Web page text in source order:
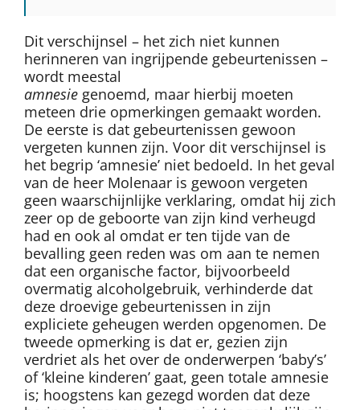
Dit verschijnsel – het zich niet kunnen
herinneren van ingrijpende gebeurtenissen –
wordt meestal
amnesie genoemd, maar hierbij moeten
meteen drie opmerkingen gemaakt worden.
De eerste is dat gebeurtenissen gewoon
vergeten kunnen zijn. Voor dit verschijnsel is
het begrip ‘amnesie’ niet bedoeld. In het geval
van de heer Molenaar is gewoon vergeten
geen waarschijnlijke verklaring, omdat hij zich
zeer op de geboorte van zijn kind verheugd
had en ook al omdat er ten tijde van de
bevalling geen reden was om aan te nemen
dat een organische factor, bijvoorbeeld
overmatig alcoholgebruik, verhinderde dat
deze droevige gebeurtenissen in zijn
expliciete geheugen werden opgenomen. De
tweede opmerking is dat er, gezien zijn
verdriet als het over de onderwerpen ‘baby’s’
of ‘kleine kinderen’ gaat, geen totale amnesie
is; hoogstens kan gezegd worden dat deze